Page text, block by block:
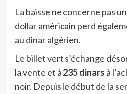
La baisse ne concerne pas
dollar américain perd
au dinar algérien.
Le billet vert s’échange
la vente et à 235 dinars à
noir. Depuis le début de la